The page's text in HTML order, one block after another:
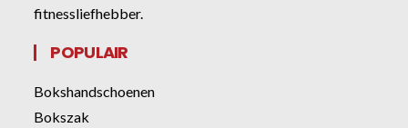
fitnessliefhebber.
POPULAIR
Bokshandschoenen
Bokszak